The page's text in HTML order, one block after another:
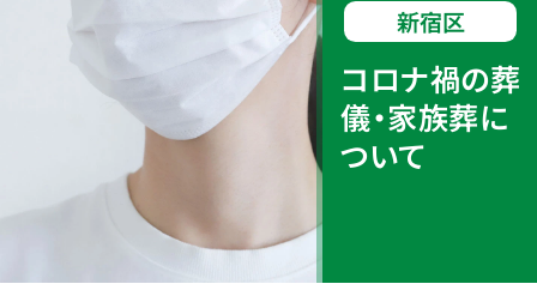
新宿区
コロナ禍の葬
儀・家族葬に
ついて